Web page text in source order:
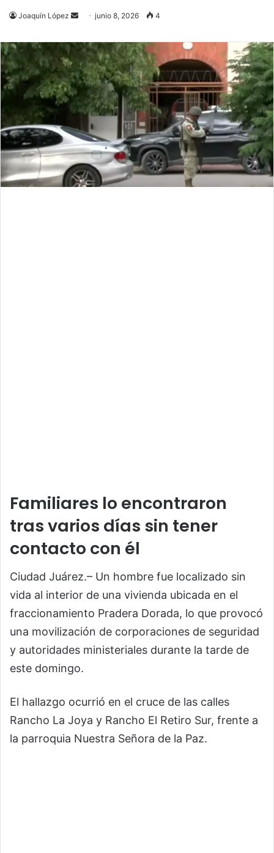
Joaquín López
Send
email
junio 8, 2026 4
Familiares lo encontraron
tras varios días sin tener
contacto con él
Ciudad Juárez.– Un hombre fue localizado sin
vida al interior de una vivienda ubicada en el
fraccionamiento Pradera Dorada, lo que provocó
una movilización de corporaciones de seguridad
y autoridades ministeriales durante la tarde de
este domingo.
El hallazgo ocurrió en el cruce de las calles
Rancho La Joya y Rancho El Retiro Sur, frente a
la parroquia Nuestra Señora de la Paz.